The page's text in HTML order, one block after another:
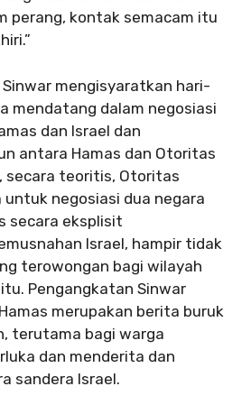
perang, kontak semacam itu
mengisyaratkan hari-
mendatang dalam negosiasi
dan Israel dan
antara Hamas dan Otoritas
secara teoritis, Otoritas
negosiasi dua negara
secara eksplisit
Israel, hampir tidak
terowongan bagi wilayah
Pengangkatan Sinwar
merupakan berita buruk
terutama bagi warga
dan menderita dan
sandera Israel.